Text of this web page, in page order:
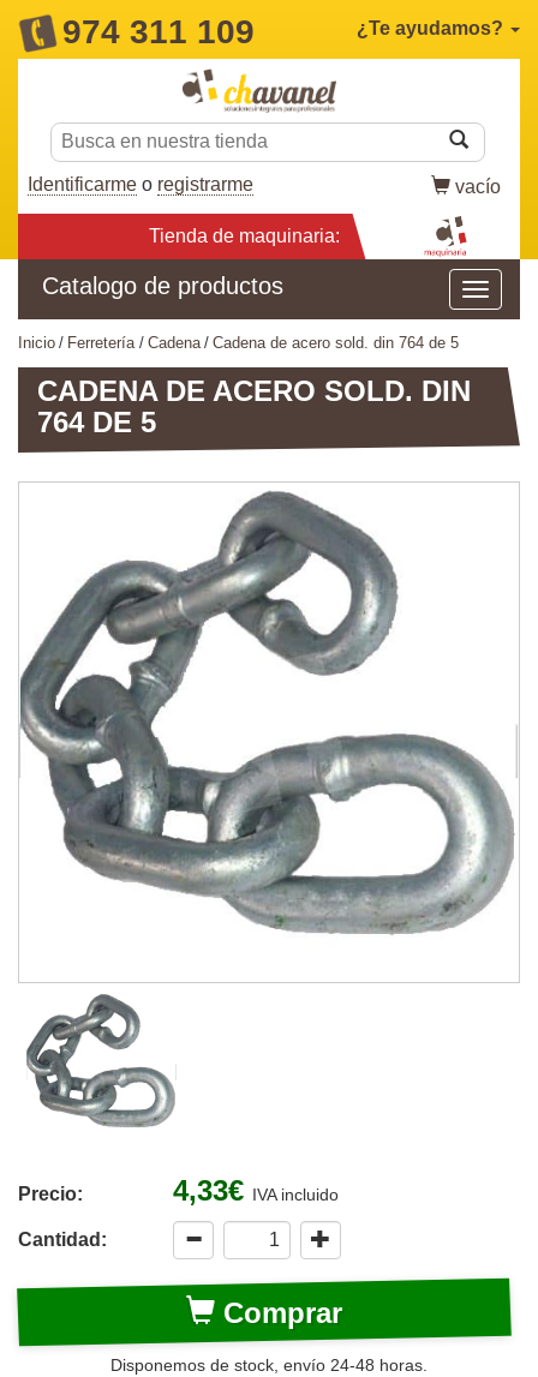
974 311 109 ¿Te ayudamos?
Identificarme o registrarme vacío
Tienda de maquinaria:
Catalogo de productos
inicio ferretería cadena cadena de acero sold. din 764 de 5
CADENA DE ACERO SOLD. DIN
764 DE 5
Precio: 4,33€ IVA incluido
Cantidad:
Comprar
Disponemos de stock, envío 24-48 horas.